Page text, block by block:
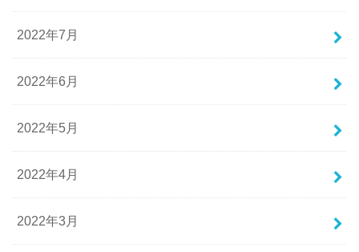
2022年7月
2022年6月
2022年5月
2022年4月
2022年3月